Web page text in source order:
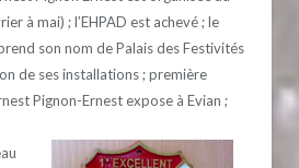
à mai) ; l’EHPAD est achevé ; le
son nom de Palais des Festivités
de ses installations ; première
Pignon-Ernest expose à Evian ;